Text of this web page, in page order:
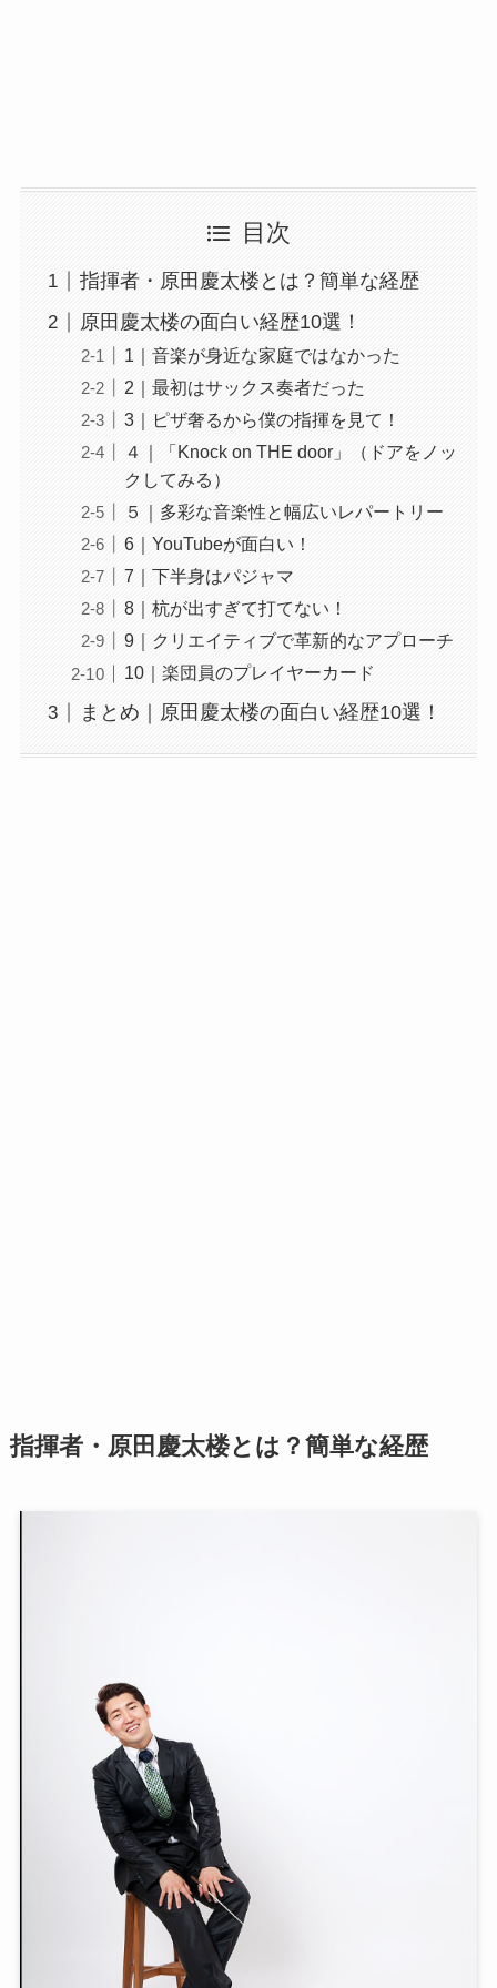
目次
指揮者・原田慶太楼とは？簡単な経歴
原田慶太楼の面白い経歴10選！
1｜音楽が身近な家庭ではなかった
2｜最初はサックス奏者だった
3｜ピザ奢るから僕の指揮を見て！
４｜「Knock on THE door」（ドアをノッ
クしてみる）
５｜多彩な音楽性と幅広いレパートリー
6｜YouTubeが面白い！
7｜下半身はパジャマ
8｜杭が出すぎて打てない！
9｜クリエイティブで革新的なアプローチ
10｜楽団員のプレイヤーカード
まとめ｜原田慶太楼の面白い経歴10選！
指揮者・原田慶太楼とは？簡単な経歴